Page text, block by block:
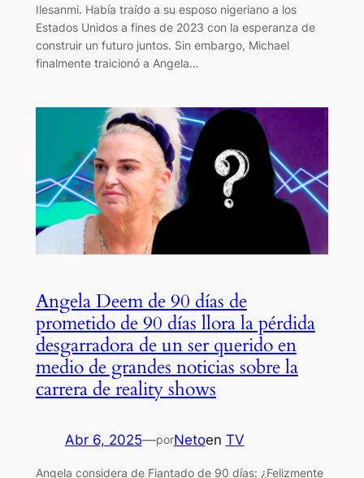
Ilesanmi. Había traído a su esposo nigeriano a los
Estados Unidos a fines de 2023 con la esperanza de
construir un futuro juntos. Sin embargo, Michael
finalmente traicionó a Angela…
Angela Deem de 90 días de
prometido de 90 días llora la pérdida
desgarradora de un ser querido en
medio de grandes noticias sobre la
carrera de reality shows
Abr 6, 2025—porNetoen TV
Angela considera de Fiantado de 90 días: ¿Felizmente